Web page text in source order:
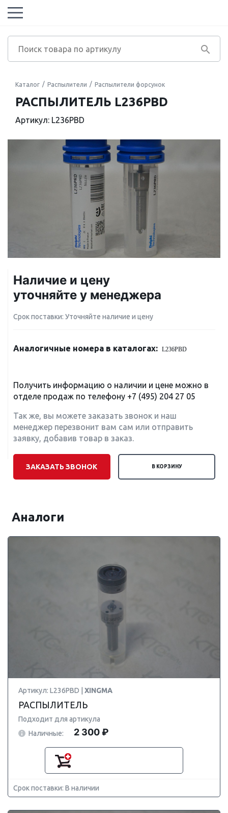
Каталог Распылители Распылители форсунок
РАСПЫЛИТЕЛЬ L236PBD
Артикул: L236PBD
Наличие и цену
уточняйте у менеджера
Срок поставки: Уточняйте наличие и цену
Аналогичные номера в каталогах: L236PBD
Получить информацию о наличии и цене можно в
отделе продаж по телефону +7 (495) 204 27 05
Так же, вы можете заказать звонок и наш
менеджер перезвонит вам сам или отправить
заявку, добавив товар в заказ.
ЗАКАЗАТЬ ЗВОНОК В КОРЗИНУ
Аналоги
Артикул: L236PBD | XINGMA
РАСПЫЛИТЕЛЬ
Подходит для артикула
Наличные:
2 300 ₽
Срок поставки: В наличии